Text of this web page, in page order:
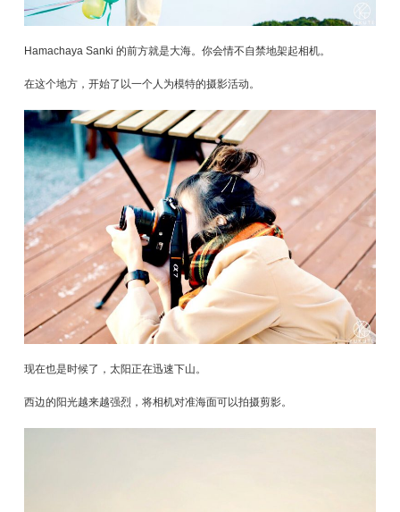
Hamachaya Sanki 的前方就是大海。你会情不自禁地架起相机。
在这个地方，开始了以一个人为模特的摄影活动。
现在也是时候了，太阳正在迅速下山。
西边的阳光越来越强烈，将相机对准海面可以拍摄剪影。